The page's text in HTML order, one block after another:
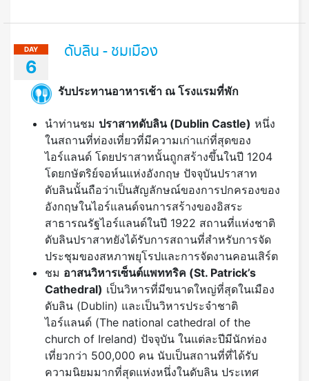
DAY
6
ดับลิน - ชมเมือง
รับประทานอาหารเช้า ณ โรงแรมที่พัก
นำท่านชม ปราสาทดับลิน (Dublin Castle) หนึ่ง
ในสถานที่ท่องเที่ยวที่มีความเก่าแก่ที่สุดของ
ไอร์แลนด์ โดยปราสาทนั้นถูกสร้างขึ้นในปี 1204
โดยกษัตริย์จอห์นแห่งอังกฤษ ปัจจุบันปราสาท
ดับลินนั้นถือว่าเป็นสัญลักษณ์ของการปกครองของ
อังกฤษในไอร์แลนด์จนการสร้างของอิสระ
สาธารณรัฐไอร์แลนด์ในปี 1922 สถานที่แห่งชาติ
ดับลินปราสาทยังได้รับการสถานที่สำหรับการจัด
ประชุมของสหภาพยุโรปและการจัดงานคอนเสิร์ต
ชม อาสนวิหารเซ็นต์แพททริค (St. Patrick’s
Cathedral) เป็นวิหารที่มีขนาดใหญ่ที่สุดในเมือง
ดับลิน (Dublin) และเป็นวิหารประจำชาติ
ไอร์แลนด์ (The national cathedral of the
church of Ireland) ปัจจุบัน ในแต่ละปีมีนักท่อง
เที่ยวกว่า 500,000 คน นับเป็นสถานที่ที่ได้รับ
ความนิยมมากที่สุดแห่งหนึ่งในดับลิน ประเทศ